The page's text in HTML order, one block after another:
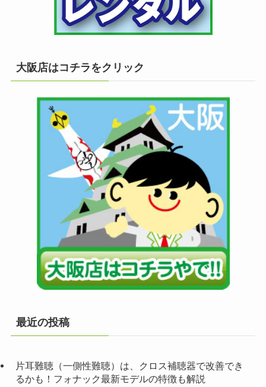
大阪店はコチラをクリック
最近の投稿
片耳難聴（一側性難聴）は、クロス補聴器で改善でき
るかも！フォナック最新モデルの特徴も解説